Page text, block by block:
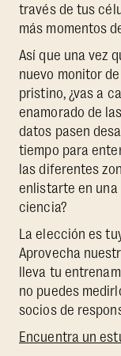
través de tus
más momentos
Así que una vez
nuevo monitor
pristino, ¿vas a
enamorado de
datos pasen
tiempo para
las diferentes
enlistarte en
ciencia?
La elección es
Aprovecha
lleva tu
no puedes
socios de
Encuentra un